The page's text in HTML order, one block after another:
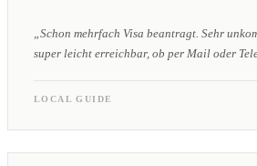
„Schon mehrfach Visa beantragt. Sehr
super leicht erreichbar, ob per Mail oder
LOCAL GUIDE